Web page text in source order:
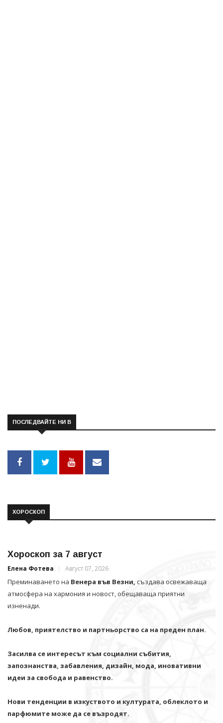
ПОСЛЕДВАЙТЕ НИ В
ХОРОСКОП
Хороскоп за 7 август
Елена Фотева Август 07, 2026
Преминаването на Венера във Везни, създава освежаваща
атмосфера на хармония и новост, обещаваща приятни
изненади.
Любов, приятелство и партньорство са на преден план.
Засилва се интересът към социални събития,
запознанства, забавления, дизайн, мода, иновативни
идеи за свобода и равенство.
Нови тенденции в изкуството и културата, облеклото и
парфюмите може да се възродят.